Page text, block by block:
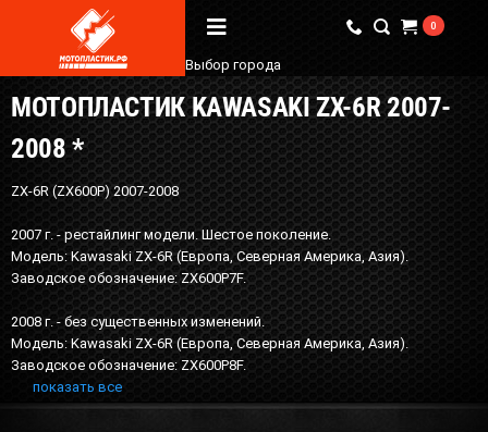
Вопрос / Ответ
Бренды
О Магазине
Мы в соцсетях
Наши контакты
+7 (924) 381-18-18
+7 (910) 684-44-88
Выбор города
0
МОТОПЛАСТИК KAWASAKI ZX-6R 2007-
2008 *
ZX-6R (ZX600P) 2007-2008
2007 г. - рестайлинг модели. Шестое поколение.
Модель: Kawasaki ZX-6R (Европа, Северная Америка, Азия).
Заводское обозначение: ZX600P7F.
2008 г. - без существенных изменений.
Модель: Kawasaki ZX-6R (Европа, Северная Америка, Азия).
Заводское обозначение: ZX600P8F.
показать все